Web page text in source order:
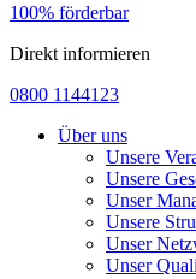
100% förderbar
Direkt informieren
0800 1144123
Über uns
Unsere
Unsere
Unser
Unsere
Unser
Unser